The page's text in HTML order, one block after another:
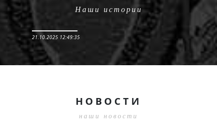
Наши истории
21.10.2025 12:49:35
НОВОСТИ
наши новости